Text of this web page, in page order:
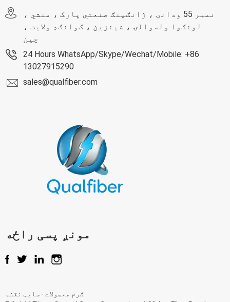
نمبر 55 ودانۍ ، ژانګینګ صنعتي پارک ، منشي ،
لونګوا ولسوالۍ ، شینزین ، ګوانګډ ولایت ،
چین
24 Hours WhatsApp/Skype/Wechat/Mobile: +86
13027915290
sales@qualfiber.com
مونږ پسی راځه
ګرم محصولات - سایټ نقشه